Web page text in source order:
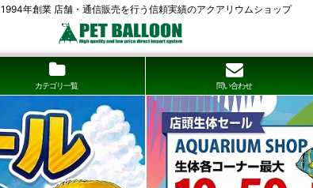
1994年創業 店舗・通信販売を行う信頼実績のアクアリウムショップ
カテゴリ一覧 問い合わせ